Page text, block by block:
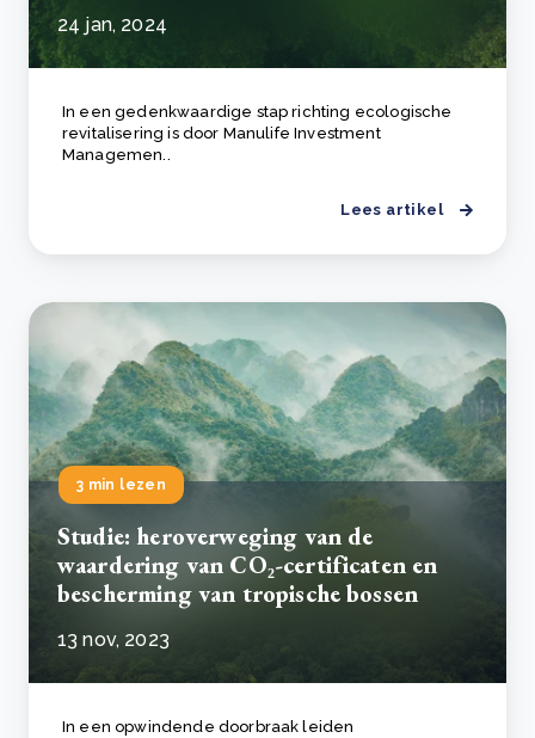
24 jan, 2024
In een gedenkwaardige stap richting ecologische
revitalisering is door Manulife Investment
Managemen..
Lees artikel
3 min lezen
Studie: heroverweging van de
waardering van CO₂-certificaten en
bescherming van tropische bossen
13 nov, 2023
In een opwindende doorbraak leiden